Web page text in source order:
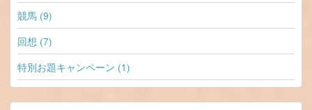
競馬 (9)
回想 (7)
特別お題キャンペーン (1)